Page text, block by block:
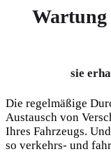
sie
Die regelmäßige
Austausch von
Ihres Fahrzeugs.
so verkehrs- und